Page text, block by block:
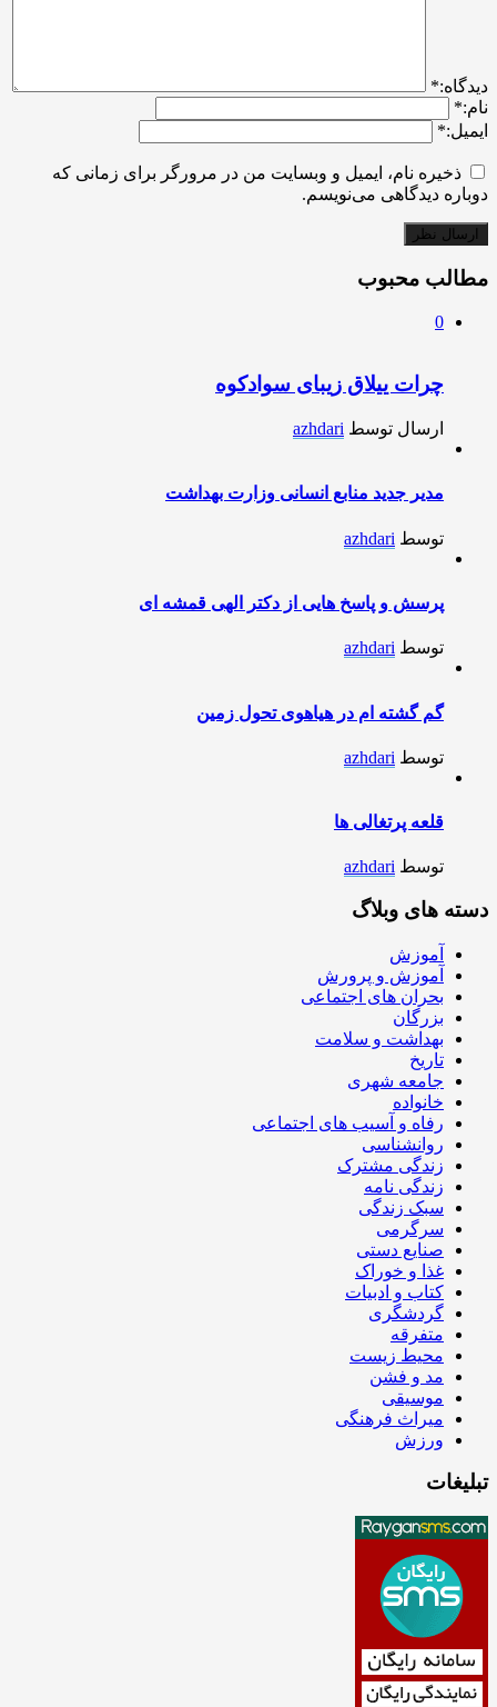
ديدگاه:*
نام:*
ایمیل:*
ذخیره نام، ایمیل و وبسایت من در مرورگر برای زمانی که
دوباره دیدگاهی می‌نویسم.
مطالب محبوب
0
چرات ییلاق زیبای سوادکوه
ارسال توسط azhdari
مدیر جدید منابع انسانی وزارت بهداشت
توسط azhdari
پرسش و پاسخ هایی از دکتر الهی قمشه ای
توسط azhdari
گم گشته ام در هیاهوی تحول زمین
توسط azhdari
قلعه پرتغالی ها
توسط azhdari
دسته های وبلاگ
آموزش
آموزش و پرورش
بحران های اجتماعی
بزرگان
بهداشت و سلامت
تاریخ
جامعه شهری
خانواده
رفاه و آسیب های اجتماعی
روانشناسی
زندگی مشترک
زندگی نامه
سبک زندگی
سرگرمی
صنایع دستی
غذا و خوراک
کتاب و ادبیات
گردشگری
متفرقه
محیط زیست
مد و فشن
موسیقی
میراث فرهنگی
ورزش
تبلیغات